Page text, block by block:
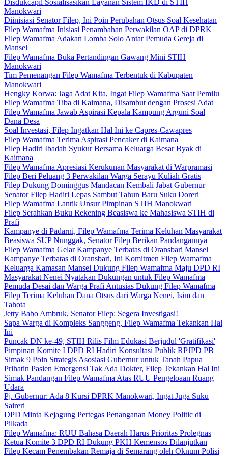
Disdukcapil Sosialisasikan Layanan Sistem IKD di STIH
Manokwari
Diinisiasi Senator Filep, Ini Poin Perubahan Otsus Soal Kesehatan
Filep Wamafma Inisiasi Penambahan Perwakilan OAP di DPRK
Filep Wamafma Adakan Lomba Solo Antar Pemuda Gereja di
Mansel
Filep Wamafma Buka Pertandingan Gawang Mini STIH
Manokwari
Tim Pemenangan Filep Wamafma Terbentuk di Kabupaten
Manokwari
Hengky Korwa: Jaga Adat Kita, Ingat Filep Wamafma Saat Pemilu
Filep Wamafma Tiba di Kaimana, Disambut dengan Prosesi Adat
Filep Wamafma Jawab Aspirasi Kepala Kampung Arguni Soal
Dana Desa
Soal Investasi, Filep Ingatkan Hal Ini ke Capres-Cawapres
Filep Wamafma Terima Aspirasi Pencaker di Kaimana
Filep Hadiri Ibadah Syukur Bersama Keluarga Besar Byak di
Kaimana
Filep Wamafma Apresiasi Kerukunan Masyarakat di Warpramasi
Filep Beri Peluang 3 Perwakilan Warga Serayu Kuliah Gratis
Filep Dukung Dominggus Mandacan Kembali Jabat Gubernur
Senator Filep Hadiri Lepas Sambut Tahun Baru Suku Doreri
Filep Wamafma Lantik Unsur Pimpinan STIH Manokwari
Filep Serahkan Buku Rekening Beasiswa ke Mahasiswa STIH di
Prafi
Kampanye di Padarni, Filep Wamafma Terima Keluhan Masyarakat
Beasiswa SUP Nunggak, Senator Filep Berikan Pandangannya
Filep Wamafma Gelar Kampanye Terbatas di Oransbari Mansel
Kampanye Terbatas di Oransbari, Ini Komitmen Filep Wamafma
Keluarga Kamasan Mansel Dukung Filep Wamafma Maju DPD RI
Masyarakat Nenei Nyatakan Dukungan untuk Filep Wamafma
Pemuda Desai dan Warga Prafi Antusias Dukung Filep Wamafma
Filep Terima Keluhan Dana Otsus dari Warga Nenei, Isim dan
Tahota
Jetty Babo Ambruk, Senator Filep: Segera Investigasi!
Sapa Warga di Kompleks Sanggeng, Filep Wamafma Tekankan Hal
Ini
Puncak DN ke-49, STIH Rilis Film Edukasi Berjudul 'Gratifikasi'
Pimpinan Komite I DPD RI Hadiri Konsultasi Publik RPJPD PB
Simak 9 Poin Strategis Asosiasi Gubernur untuk Tanah Papua
Prihatin Pasien Emergensi Tak Ada Dokter, Filep Tekankan Hal Ini
Simak Pandangan Filep Wamafma Atas RUU Pengeloaan Ruang
Udara
Pj. Gubernur: Ada 8 Kursi DPRK Manokwari, Ingat Juga Suku
Saireri
DPD Minta Kejagung Pertegas Penanganan Money Politic di
Pilkada
Filep Wamafma: RUU Bahasa Daerah Harus Prioritas Prolegnas
Ketua Komite 3 DPD RI Dukung PKH Kemensos Dilanjutkan
Filep Kecam Penembakan Remaja di Semarang oleh Oknum Polisi